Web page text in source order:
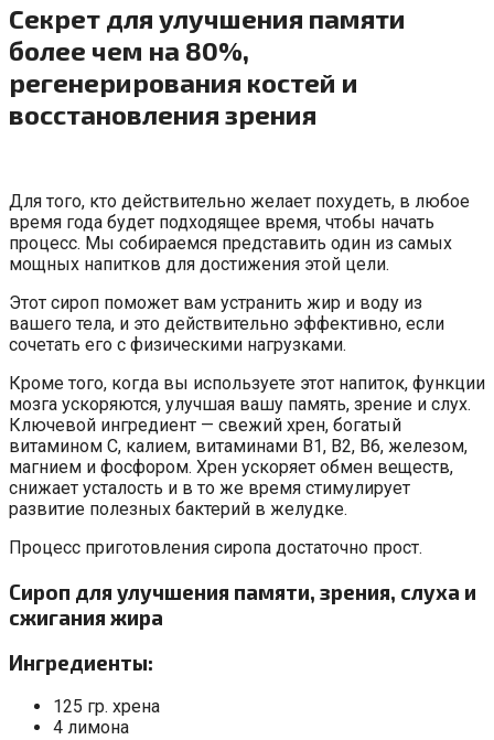
Секрет для улучшения памяти
более чем на 80%,
регенерирования костей и
восстановления зрения
Для того, кто действительно желает похудеть, в любое
время года будет подходящее время, чтобы начать
процесс. Мы собираемся представить один из самых
мощных напитков для достижения этой цели.
Этот сироп поможет вам устранить жир и воду из
вашего тела, и это действительно эффективно, если
сочетать его с физическими нагрузками.
Кроме того, когда вы используете этот напиток, функции
мозга ускоряются, улучшая вашу память, зрение и слух.
Ключевой ингредиент — свежий хрен, богатый
витамином С, калием, витаминами В1, В2, В6, железом,
магнием и фосфором. Хрен ускоряет обмен веществ,
снижает усталость и в то же время стимулирует
развитие полезных бактерий в желудке.
Процесс приготовления сиропа достаточно прост.
Сироп для улучшения памяти, зрения, слуха и
сжигания жира
Ингредиенты:
125 гр. хрена
4 лимона